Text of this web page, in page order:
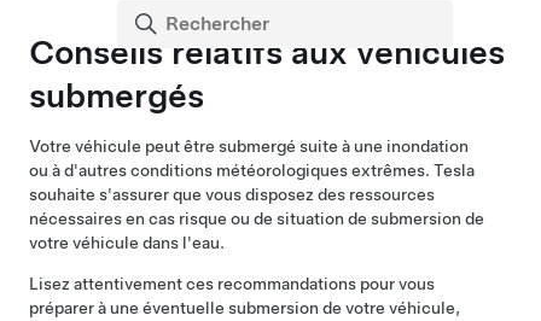
Conseils relatifs aux véhicules
submergés
Votre véhicule peut être submergé suite à une inondation
ou à d'autres conditions météorologiques extrêmes. Tesla
souhaite s'assurer que vous disposez des ressources
nécessaires en cas risque ou de situation de submersion de
votre véhicule dans l'eau.
Lisez attentivement ces recommandations pour vous
préparer à une éventuelle submersion de votre véhicule,